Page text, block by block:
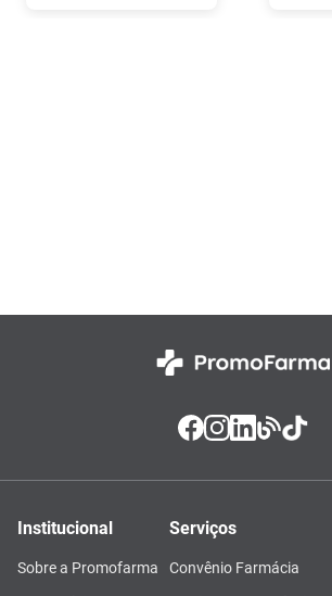
Institucional
Sobre a Promofarma
Serviços
Convênio Farmácia